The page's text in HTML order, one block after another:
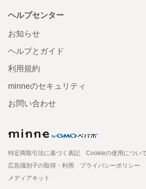
ヘルプセンター
お知らせ
ヘルプとガイド
利用規約
minneのセキュリティ
お問い合わせ
特定商取引法に基づく表記
Cookieの使用につい
広告識別子の取得・利用
プライバシーポリシー
メディアキット